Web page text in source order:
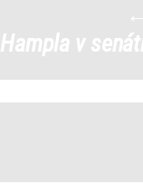
←
Hampla v